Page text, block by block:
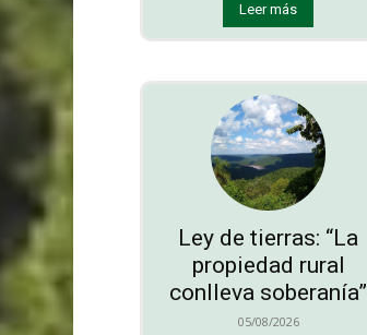
Leer más
Ley de tierras: “La
propiedad rural
conlleva soberanía”
05/08/2026